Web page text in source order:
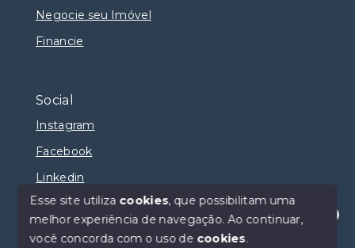
Olá! Estamos disponíveis para te ajudar.
Negocie seu Imóvel
Financie
Social
Instagram
Facebook
Linkedin
© Copyright 2026 - Selma Sumaya Corretora - Todos
Esse site utiliza cookies, que possibilitam uma
melhor experiência de navegação.Ao continuar,
você concorda com o uso de cookies.